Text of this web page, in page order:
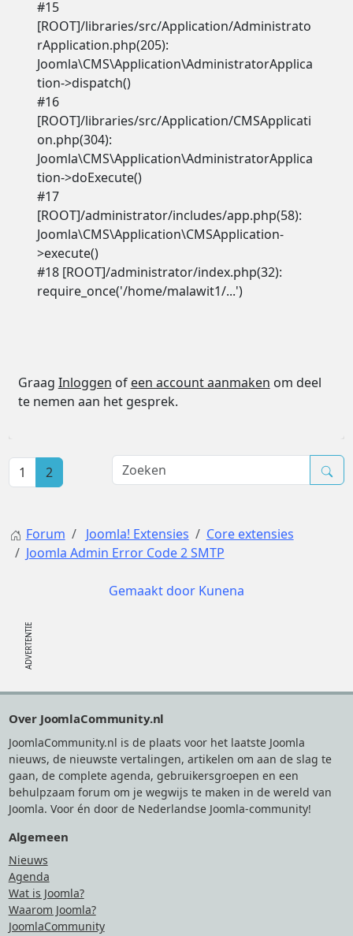
#15
[ROOT]/libraries/src/Application/Administrato
rApplication.php(205):
Joomla\CMS\Application\AdministratorApplica
tion->dispatch()
#16
[ROOT]/libraries/src/Application/CMSApplicati
on.php(304):
Joomla\CMS\Application\AdministratorApplica
tion->doExecute()
#17
[ROOT]/administrator/includes/app.php(58):
Joomla\CMS\Application\CMSApplication-
>execute()
#18 [ROOT]/administrator/index.php(32):
require_once('/home/malawit1/...')
Graag Inloggen of een account aanmaken om deel
te nemen aan het gesprek.
1 2
Forum Joomla! Extensies
Core extensies
Joomla Admin Error Code 2 SMTP
Gemaakt door Kunena
Over JoomlaCommunity.nl
JoomlaCommunity.nl is de plaats voor het laatste Joomla
nieuws, de nieuwste vertalingen, artikelen om aan de slag te
gaan, de complete agenda, gebruikersgroepen en een
behulpzaam forum om je wegwijs te maken in de wereld van
Joomla. Voor én door de Nederlandse Joomla-community!
Algemeen
Nieuws
Agenda
Wat is Joomla?
Waarom Joomla?
JoomlaCommunity